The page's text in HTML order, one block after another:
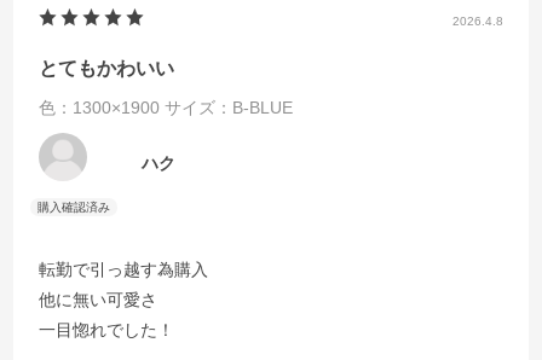
2026.4.8
とてもかわいい
色：1300×1900 サイズ：B-BLUE
ハク
転勤で引っ越す為購入
他に無い可愛さ
一目惚れでした！